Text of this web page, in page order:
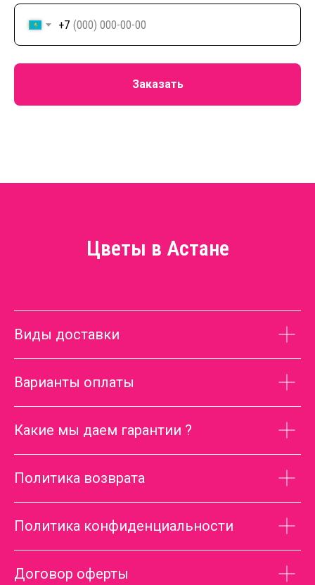
+7
Заказать
Цветы в Астане
Виды доставки
Варианты оплаты
Какие мы даем гарантии ?
Политика возврата
Политика конфиденциальности
Договор оферты